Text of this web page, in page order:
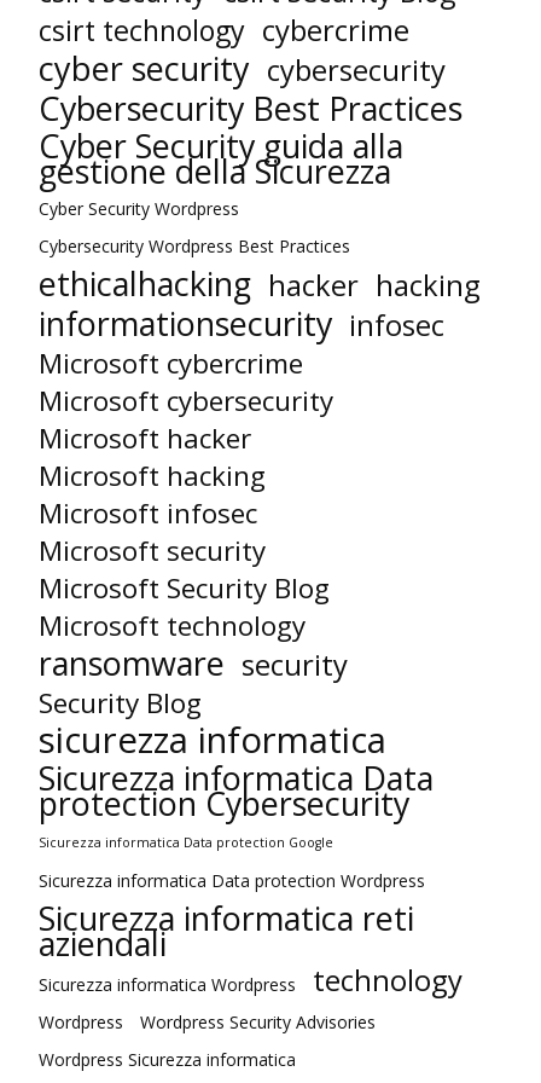
csirt technology cybercrime
cyber security cybersecurity
Cybersecurity Best Practices
Cyber Security guida alla
gestione della Sicurezza
Cyber Security Wordpress
Cybersecurity Wordpress Best Practices
ethicalhacking hacker hacking
informationsecurity infosec
Microsoft cybercrime
Microsoft cybersecurity
Microsoft hacker
Microsoft hacking
Microsoft infosec
Microsoft security
Microsoft Security Blog
Microsoft technology
ransomware security
Security Blog
sicurezza informatica
Sicurezza informatica Data
protection Cybersecurity
Sicurezza informatica Data protection Google
Sicurezza informatica Data protection Wordpress
Sicurezza informatica reti
aziendali
Sicurezza informatica Wordpress technology
Wordpress
Wordpress Security Advisories
Wordpress Sicurezza informatica